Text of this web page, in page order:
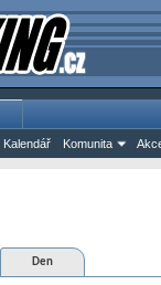
Kalendář Komunita
Den